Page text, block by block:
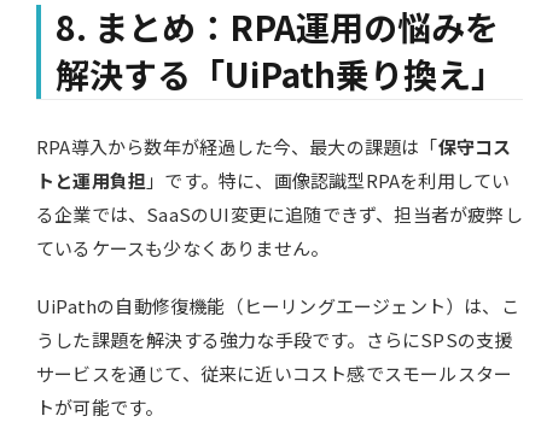
8. まとめ：RPA運用の悩みを
解決する「UiPath乗り換え」
RPA導入から数年が経過した今、最大の課題は「保守コス
トと運用負担」です。特に、画像認識型RPAを利用してい
る企業では、SaaSのUI変更に追随できず、担当者が疲弊し
ているケースも少なくありません。
UiPathの自動修復機能（ヒーリングエージェント）は、こ
うした課題を解決する強力な手段です。さらにSPSの支援
サービスを通じて、従来に近いコスト感でスモールスター
トが可能です。